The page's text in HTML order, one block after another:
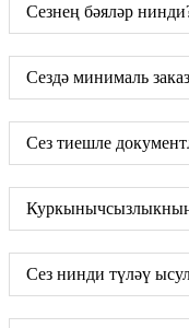
Сезнең бәяләр
Сездә минималь
Сез тиешле
Сез нинди түләү